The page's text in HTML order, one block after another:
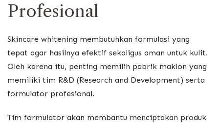
Profesional
Skincare whitening membutuhkan formulasi yang
tepat agar hasilnya efektif sekaligus aman untuk kulit.
Oleh karena itu, penting memilih pabrik maklon yang
memiliki tim R&D (Research and Development) serta
formulator profesional.
Tim formulator akan membantu menciptakan produk